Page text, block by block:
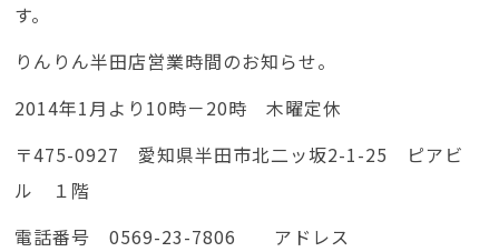
す。
りんりん半田店営業時間のお知らせ。
2014年1月より10時－20時 木曜定休
〒475-0927 愛知県半田市北二ッ坂2-1-25 ピアビ
ル １階
電話番号 0569-23-7806 アドレス